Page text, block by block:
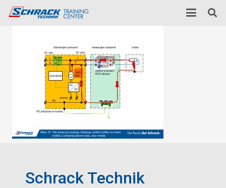
Schrack Technik